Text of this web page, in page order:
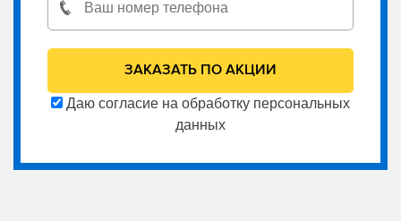
Даю согласие на обработку персональных
данных